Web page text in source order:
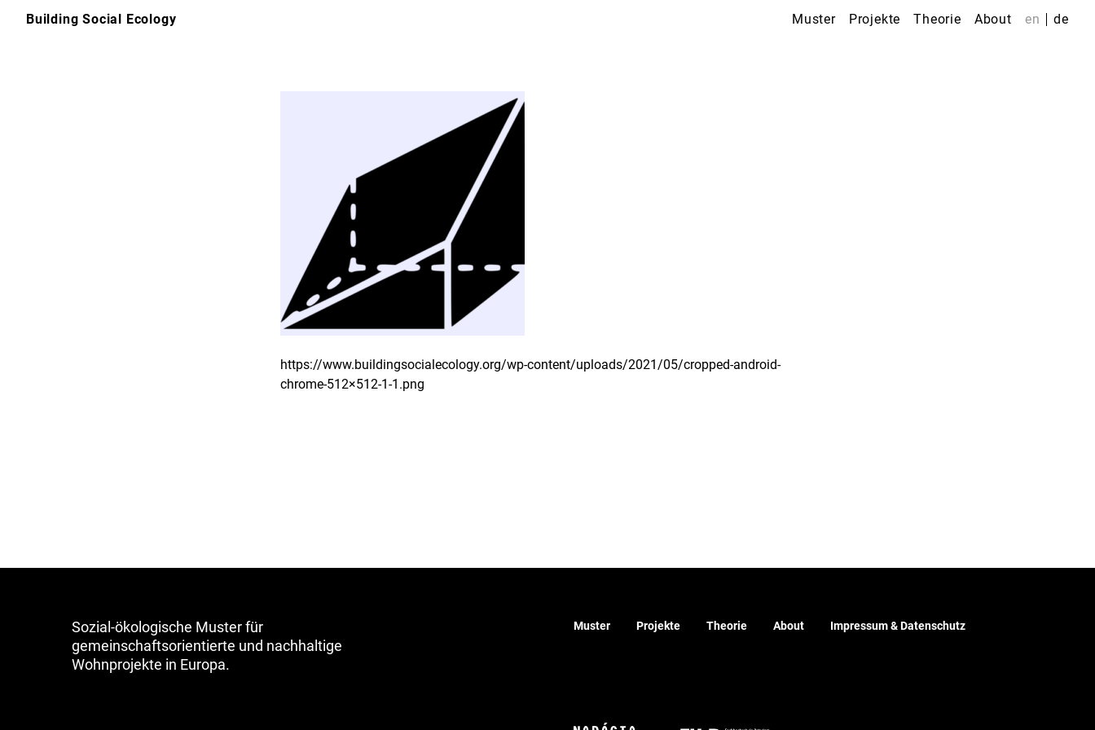
Building Social Ecology Muster Projekte Theorie About en de
https://www.buildingsocialecology.org/wp-content/uploads/2021/05/cropped-android-
chrome-512×512-1-1.png
Muster Projekte Theorie About Impressum & Datenschutz
Sozial-ökologische Muster für
gemeinschaftsorientierte und nachhaltige
Wohnprojekte in Europa.